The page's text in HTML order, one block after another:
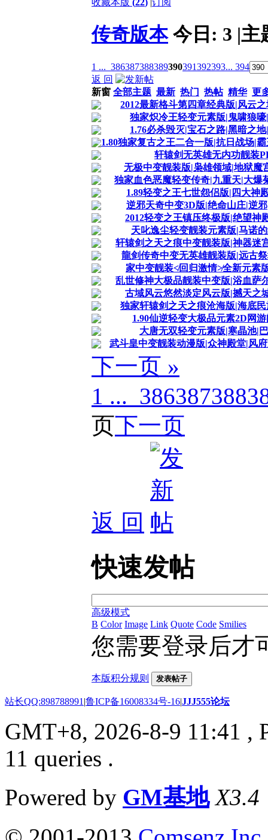
传奇版本 今日: 3 |主
1 ... 386387388389390391392393... 394
返 回
新窗 全部主题 最新 热门 热帖 精华 更
2012最新格斗第四章经典版|风云
独家炽冷王轻变元素版|鬼啸狼
1.76必杀毁灭|宝石之路|黑暗之
1.80独家复古之王二合一版|抗日战场|
轩辕剑无英雄无内功靓装
无极中变靓装版|枭雄领域|地狱魔
独家血色恶魔轻变传奇|九重天|大爆
1.89轻变之王七世怨侣版|四大神
逆邪天奇中变3D版|绝命山庄|逆
2012轻变之王镇压终极版|绝望神
天叱逸尘轻变靓装元素版|马诺
轩辕剑之天之痕中变靓装版|神器迷
龍剑传奇中变无英雄靓装版|远古
家中变靓装≮回归激情≯全新元素
乱世修神大极品靓装中变版|浴血萨
古域风云悠然淡定风云版|撼天之
独家轩辕剑之天之痕沧海版|海底
1.90仙逆轻变大极品元素2D网
大唐无双轻变元素版|寒晶池|
武斗皇中变靓装动漫版|众神殿堂|风
下一页 »
1 ... 386387388
页下一页
返 回
快速发帖
高级模式
B Color Image Link Quote Code Smilies
您需要登录后才
本版积分规则 发表帖子
站长QQ:898788991 |鲁ICP备16008334号-16|JJJ555论坛
GMT+8, 2026-8-9 11:41 ,
11 queries .
Powered by GM基地 X3.4